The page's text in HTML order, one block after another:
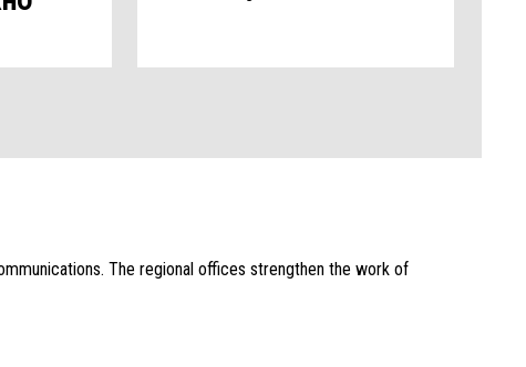
The regional offices strengthen the work of